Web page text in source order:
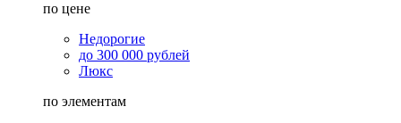
по цене
Недорогие
до 300 000 рублей
Люкс
по элементам